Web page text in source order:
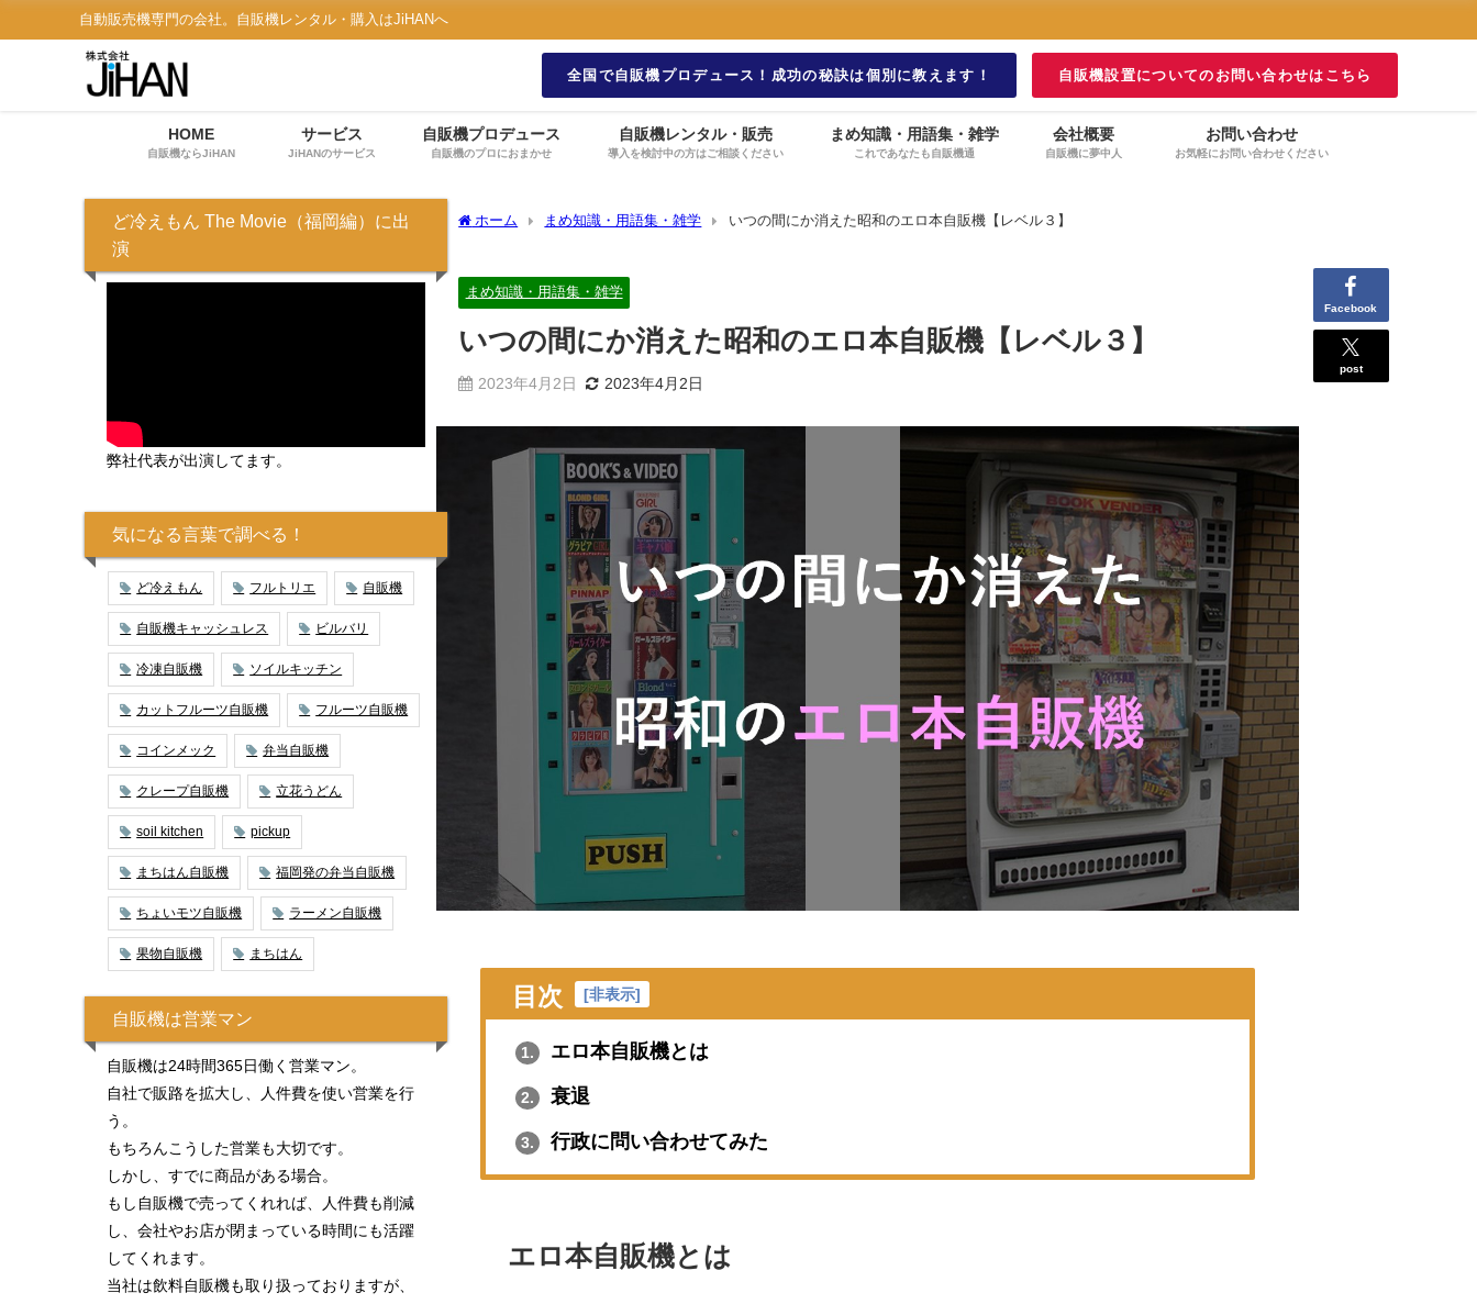
自動販売機専門の会社。自販機レンタル・購入はJiHANへ
全国で自販機プロデュース！成功の秘訣は個別に教えます！ 自販機設置についてのお問い合わせはこちら
HOME
自販機ならJiHAN
サービス
JiHANのサービス
自販機プロデュース
自販機のプロにおまかせ
自販機レンタル・販売
導入を検討中の方はご相談ください
まめ知識・用語集・雑学
これであなたも自販機通
会社概要
自販機に夢中人
お問い合わせ
お気軽にお問い合わせください
ホーム まめ知識・用語集・雑学 いつの間にか消えた昭和のエロ本自販機【レベル３】
Facebook
post
まめ知識・用語集・雑学
いつの間にか消えた昭和のエロ本自販機【レベル３】
2023年4月2日 2023年4月2日
目次 [非表示]
1. エロ本自販機とは
2. 衰退
3. 行政に問い合わせてみた
エロ本自販機とは
ど冷えもん The Movie（福岡編）に出
演
弊社代表が出演してます。
気になる言葉で調べる！
ど冷えもん フルトリエ 自販機
自販機キャッシュレス ビルバリ
冷凍自販機 ソイルキッチン
カットフルーツ自販機 フルーツ自販機
コインメック 弁当自販機
クレープ自販機 立花うどん
soil kitchen pickup
まちはん自販機 福岡発の弁当自販機
ちょいモツ自販機 ラーメン自販機
果物自販機 まちはん
自販機は営業マン
自販機は24時間365日働く営業マン。
自社で販路を拡大し、人件費を使い営業を行
う。
もちろんこうした営業も大切です。
しかし、すでに商品がある場合。
もし自販機で売ってくれれば、人件費も削減
し、会社やお店が閉まっている時間にも活躍
してくれます。
当社は飲料自販機も取り扱っておりますが、